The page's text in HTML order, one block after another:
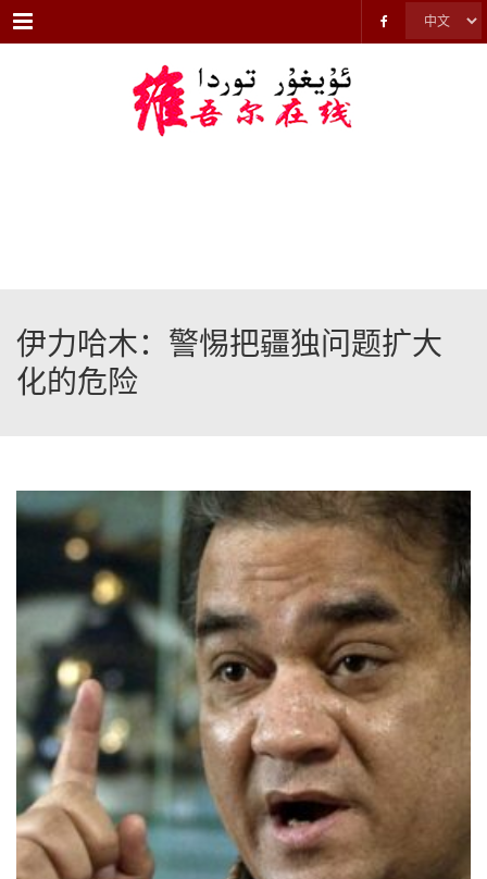
Menu
伊力哈木：警惕把疆独问题扩大
化的危险